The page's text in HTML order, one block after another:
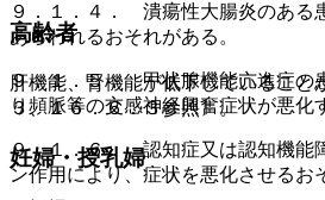
高齢者
肝機能、腎機能が低下していること
３、１６．６．３参照〕。
妊婦・授乳婦
９．１．４． 潰瘍性大腸炎のある
あらわれるおそれがある。
９．１．５． 甲状腺機能亢進症の
り頻脈等の交感神経興奮症状が悪化
９．１．６． 認知症又は認知機能
ン作用により、症状を悪化させるお